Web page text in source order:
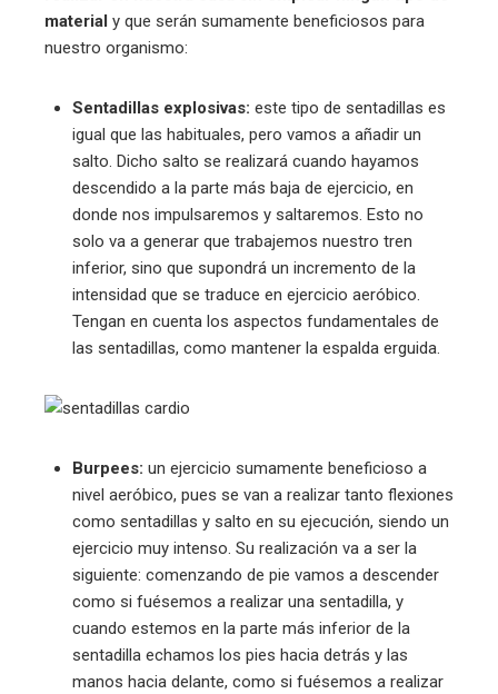
material y que serán sumamente beneficiosos para
nuestro organismo:
Sentadillas explosivas: este tipo de sentadillas es
igual que las habituales, pero vamos a añadir un
salto. Dicho salto se realizará cuando hayamos
descendido a la parte más baja de ejercicio, en
donde nos impulsaremos y saltaremos. Esto no
solo va a generar que trabajemos nuestro tren
inferior, sino que supondrá un incremento de la
intensidad que se traduce en ejercicio aeróbico.
Tengan en cuenta los aspectos fundamentales de
las sentadillas, como mantener la espalda erguida.
Burpees: un ejercicio sumamente beneficioso a
nivel aeróbico, pues se van a realizar tanto flexiones
como sentadillas y salto en su ejecución, siendo un
ejercicio muy intenso. Su realización va a ser la
siguiente: comenzando de pie vamos a descender
como si fuésemos a realizar una sentadilla, y
cuando estemos en la parte más inferior de la
sentadilla echamos los pies hacia detrás y las
manos hacia delante, como si fuésemos a realizar